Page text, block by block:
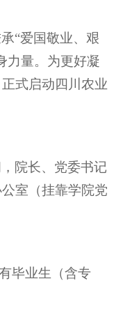
“爱国敬业、艰
力量。为更好凝
式启动四川农业
院长、党委书记
室（挂靠学院党
毕业生（含专